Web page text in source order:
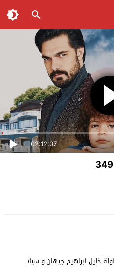
02:12:07
قصة عشق بطولة خليل ابراهيم جيهان و سيلا